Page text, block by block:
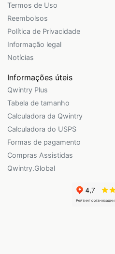
Termos de Uso
Reembolsos
Política de Privacidade
Informação legal
Notícias
Informações úteis
Qwintry Plus
Tabela de tamanho
Calculadora da Qwintry
Calculadora do USPS
Formas de pagamento
Compras Assistidas
Qwintry.Global